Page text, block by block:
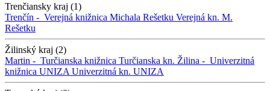
Trenčiansky kraj (1)
Trenčín - Verejná knižnica Michala Rešetku Verejná kn. M.
Rešetku
Žilinský kraj (2)
Martin - Turčianska knižnica Turčianska kn. Žilina - Univerzitná
knižnica UNIZA Univerzitná kn. UNIZA